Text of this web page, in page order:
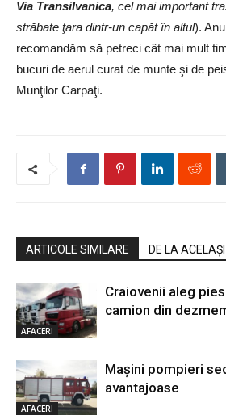
Via Transilvanica, cel mai important
străbate ţara dintr-un capăt în altul).
recomandăm să petreci cât mai mult
bucuri de aerul curat de munte şi de
Munţilor Carpaţi.
ARTICOLE SIMILARE DE LA
AFACERI
Craiovenii aleg
camion din
AFACERI
Maşini pompieri
avantajoase